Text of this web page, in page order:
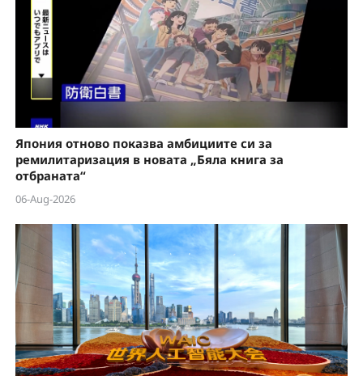
Япония отново показва амбициите си за
ремилитаризация в новата „Бяла книга за
отбраната“
06-Aug-2026